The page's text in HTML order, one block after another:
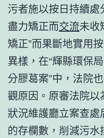
污者施以按日持續
盡力矯正而交流未收
矯正”而果斷地實用
異樣，在“輝縣環保
分膠葛案”中，法院
觀原因。原審法院
狀況維護廳立案查
的存欄數，削減污